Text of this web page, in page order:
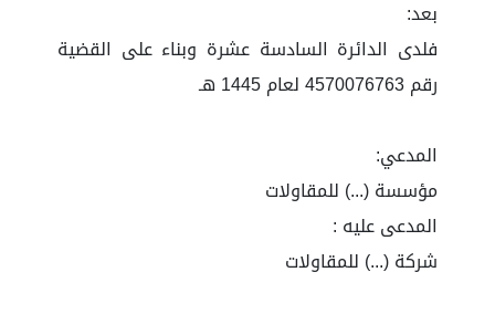
بعد:
فلدى الدائرة السادسة عشرة وبناء على القضية
رقم 4570076763 لعام 1445 هـ
المدعي:
مؤسسة (...) للمقاولات
المدعى عليه :
شركة (...) للمقاولات